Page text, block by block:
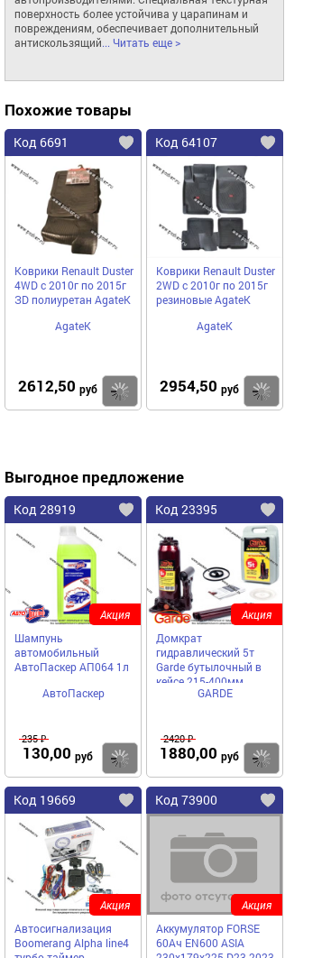
поверхность более устойчива у царапинам и
повреждениям, обеспечивает дополнительный
антискользящий... Читать еще >
Похожие товары
Код 6691
Коврики Renault Duster
4WD с 2010г по 2015г
ЗD полиуретан AgateK
AgateK
2612,50 руб Купить
Код 64107
Коврики Renault Duster
2WD с 2010г по 2015г
резиновые AgateK
AgateK
2954,50 руб
Выгодное предложение
Код 28919
Шампунь
автомобильный
АвтоПаскер АП064 1л
АвтоПаскер
235 ₽
130,00 руб Купить
Акция
Код 23395
Домкрат
гидравлический 5т
Garde бутылочный в
кейсе 215-400мм
GARDE
2420 ₽
1880,00 руб
Акция
Код 19669
Автосигнализация
Boomerang Alpha line4
Акция
Код 73900
Аккумулятор FORSE
60Ач EN600 ASIA
Акция